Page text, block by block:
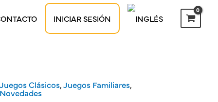
INICIAR SESIÓN
Clásicos, Juegos Familiares,